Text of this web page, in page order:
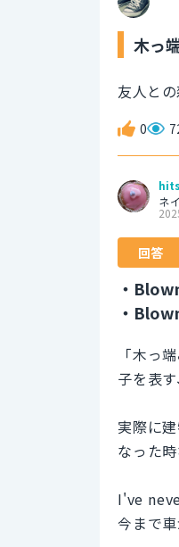
木っ
友人と
0
ネ
回答
・
・
「木っ
子を表
実際に
なった
I've
今まで